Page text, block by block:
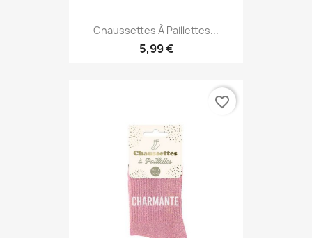
Chaussettes À Paillettes...
5,99 €
favorite_border